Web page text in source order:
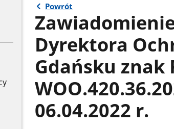
Powrót
Dyrektora
Gdańsku znak
06.04.2022 r.